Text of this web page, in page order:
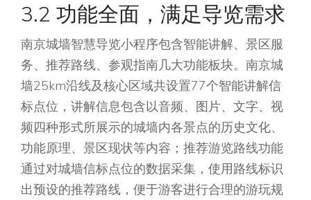
3.2 功能全面，满足导览需求
南京城墙智慧导览小程序包含智能讲解、景区服
务、推荐路线、参观指南几大功能板块。南京城
墙25km沿线及核心区域共设置77个智能讲解信
标点位，讲解信息包含以音频、图片、文字、视
频四种形式所展示的城墙内各景点的历史文化、
功能原理、景区现状等内容；推荐游览路线功能
通过对城墙信标点位的数据采集，使用路线标识
出预设的推荐路线，便于游客进行合理的游玩规